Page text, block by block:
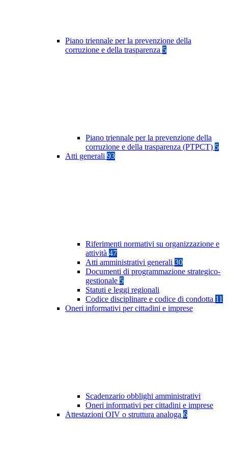
Piano triennale per la prevenzione della
corruzione e della trasparenza 5
Piano triennale per la prevenzione della
corruzione e della trasparenza (PTPCT) 5
Atti generali 93
Riferimenti normativi su organizzazione e
attività 47
Atti amministrativi generali 30
Documenti di programmazione strategico-
gestionale 5
Statuti e leggi regionali
Codice disciplinare e codice di condotta 11
Oneri informativi per cittadini e imprese
Scadenzario obblighi amministrativi
Oneri informativi per cittadini e imprese
Attestazioni OIV o struttura analoga 6